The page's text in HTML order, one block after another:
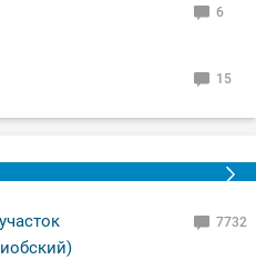
был волшебный!
и чтобы от рыболовного
6
15
7732